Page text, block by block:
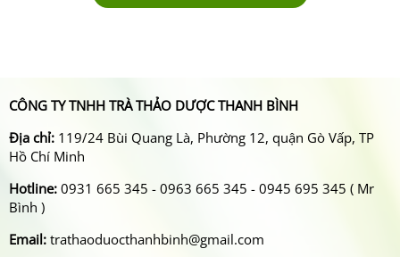
CÔNG TY TNHH TRÀ THẢO DƯỢC THANH BÌNH
Địa chỉ: 119/24 Bùi Quang Là, Phường 12, quận Gò Vấp, TP
Hồ Chí Minh
Hotline: 0931 665 345 - 0963 665 345 - 0945 695 345 ( Mr
Bình )
Email: trathaoduocthanhbinh@gmail.com